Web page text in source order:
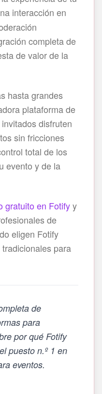
interacción en
completa de
de valor de la
hasta grandes
plataforma de
disfruten
sin fricciones
total de los
evento y de la
gratuito en Fotifyy
de
eligen Fotify
para
de
para
por qué Fotify
puesto n.º 1 en
eventos.